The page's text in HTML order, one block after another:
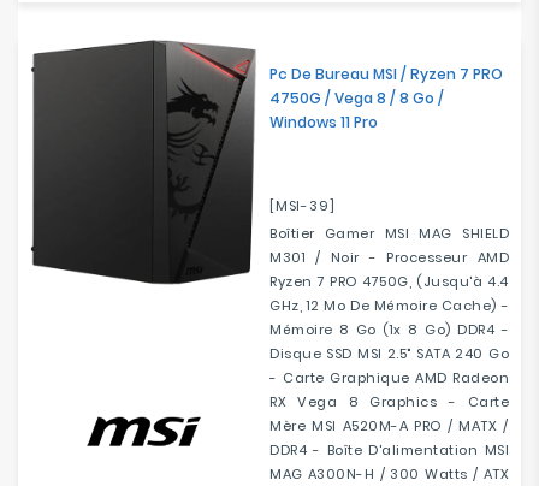
Pc De Bureau MSI / Ryzen 7 PRO
4750G / Vega 8 / 8 Go /
Windows 11 Pro
[MSI-39]
Boîtier Gamer MSI MAG SHIELD
M301 / Noir - Processeur AMD
Ryzen 7 PRO 4750G, (jusqu'à 4.4
GHz, 12 Mo De Mémoire Cache) -
Mémoire 8 Go (1x 8 Go) DDR4 -
Disque SSD MSI 2.5" SATA 240 Go
- Carte Graphique AMD Radeon
RX Vega 8 Graphics - Carte
Mère MSI A520M-A PRO / MATX /
DDR4 - Boîte D'alimentation MSI
MAG A300N-H / 300 Watts / ATX